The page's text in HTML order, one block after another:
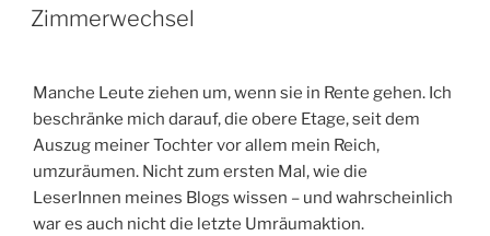
AM
Zimmerwechsel
Manche Leute ziehen um, wenn sie in Rente gehen. Ich
beschränke mich darauf, die obere Etage, seit dem
Auszug meiner Tochter vor allem mein Reich,
umzuräumen. Nicht zum ersten Mal, wie die
LeserInnen meines Blogs wissen – und wahrscheinlich
war es auch nicht die letzte Umräumaktion.